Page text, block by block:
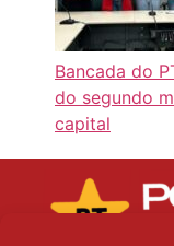
Bancada do
do segundo
capital